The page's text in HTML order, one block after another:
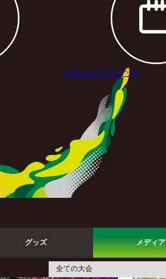
スケジュール/チケット
グッズ メディア